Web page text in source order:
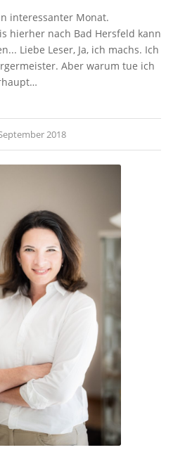
interessanter Monat.
hierher nach Bad Hersfeld kann
Liebe Leser, Ja, ich machs. Ich
Aber warum tue ich
2018